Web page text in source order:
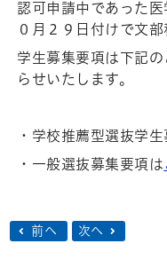
認可申請中であった医
０月２９日付けで文
学生募集要項は下記
らせいたします。
・学校推薦型選抜学
・一般選抜募集要項は
前へ 次へ